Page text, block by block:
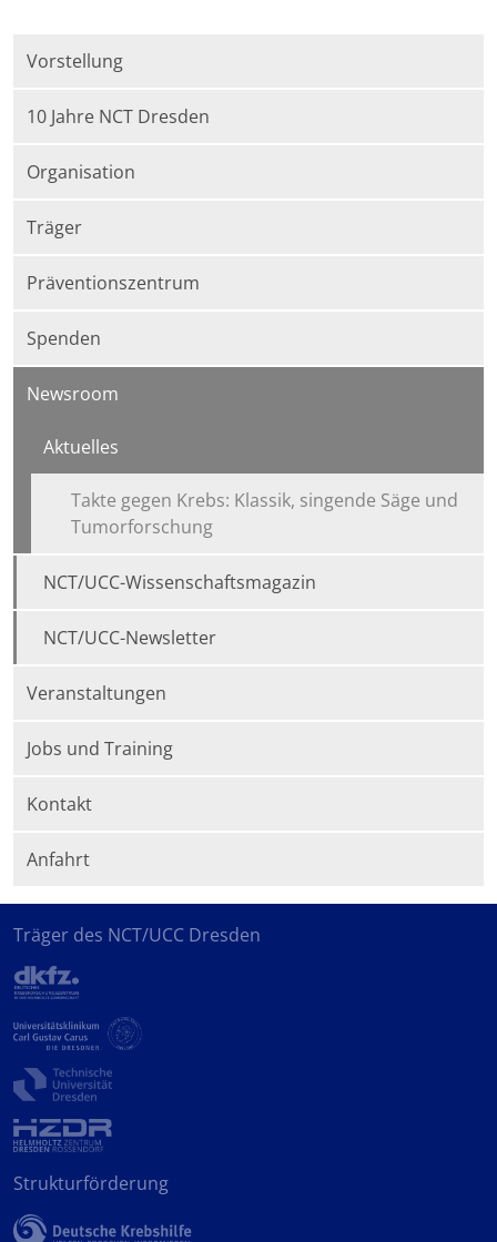
Vorstellung
10 Jahre NCT Dresden
Organisation
Träger
Präventionszentrum
Spenden
Newsroom
Aktuelles
Takte gegen Krebs: Klassik, singende Säge und
Tumorforschung
NCT/UCC-Wissenschaftsmagazin
NCT/UCC-Newsletter
Veranstaltungen
Jobs und Training
Kontakt
Anfahrt
Träger des NCT/UCC Dresden
Strukturförderung